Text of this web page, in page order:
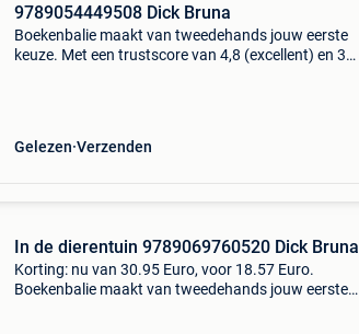
9789054449508 Dick Bruna
Boekenbalie maakt van tweedehands jouw eerste
keuze. Met een trustscore van 4,8 (excellent) en 30
Gelezen Verzenden
In de dierentuin 9789069760520 Dick Bruna
Korting: nu van 30.95 Euro, voor 18.57 Euro.
Boekenbalie maakt van tweedehands jouw eerste